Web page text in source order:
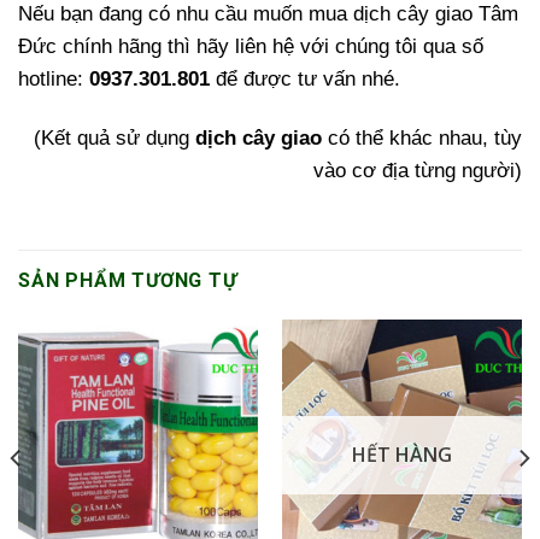
Nếu bạn đang có nhu cầu muốn mua dịch cây giao Tâm
Đức chính hãng thì hãy liên hệ với chúng tôi qua số
hotline: 0937.301.801 để được tư vấn nhé.
(Kết quả sử dụng dịch cây giao có thể khác nhau, tùy
vào cơ địa từng người)
SẢN PHẨM TƯƠNG TỰ
HẾT HÀNG